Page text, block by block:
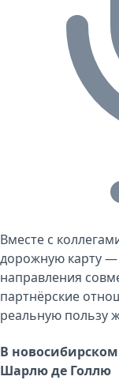
Вместе с
дорожную карту —
направления
партнёрские
реальную пользу
В
Шарлю де Голлю